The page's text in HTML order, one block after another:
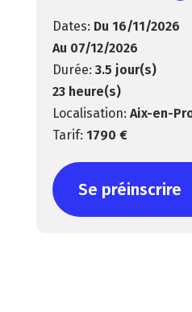
Du 16/11/2026
Au 07/12/2026
3.5 jour(s)
23 heure(s)
Aix-en-
1790 €
Se préinscrire